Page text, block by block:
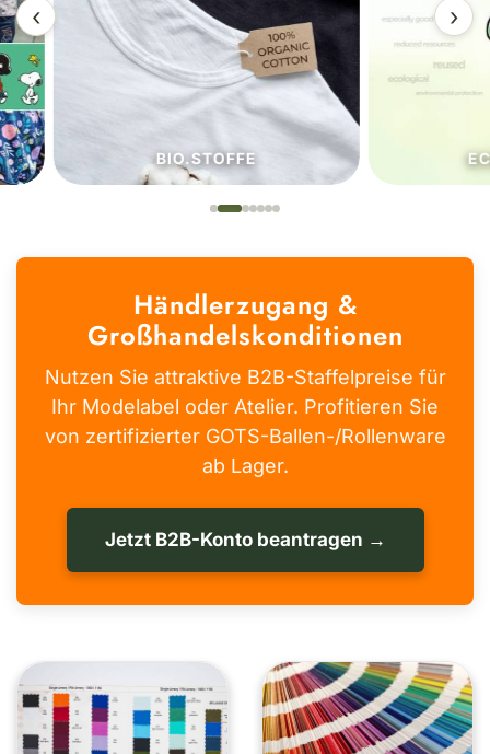
‹
BIO.STOFFE
›
Händlerzugang &
Großhandelskonditionen
Nutzen Sie attraktive B2B-Staffelpreise für
Ihr Modelabel oder Atelier. Profitieren Sie
von zertifizierter GOTS-Ballen-/Rollenware
ab Lager.
Jetzt B2B-Konto beantragen →